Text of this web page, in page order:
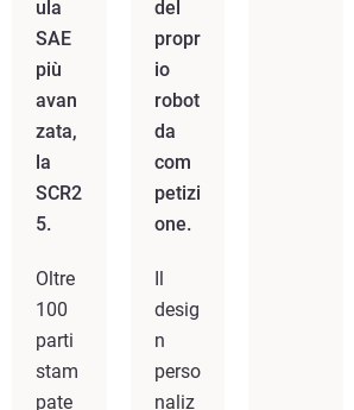
ula
SAE
più
avan
zata,
la
SCR2
5.
Oltre
100
parti
stam
pate
del
propr
io
robot
da
com
petizi
one.
Il
desig
n
perso
naliz